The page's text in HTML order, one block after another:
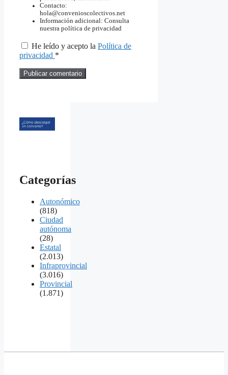
Contacto:
hola@convenioscolectivos.net
Información adicional: Consulta
nuestra política de privacidad
He leído y acepto la Política de
privacidad *
Categorías
Autonómico
(818)
Ciudad
autónoma
(28)
Estatal
(2.013)
Infraprovincial
(3.016)
Provincial
(1.871)